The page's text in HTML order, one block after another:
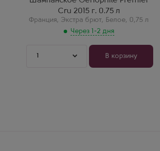
Cru 2015 г. 0.75 л
Франция, Экстра брют, Белое, 0,75 л
Через 1-2 дня
Для тех, кто ценит чистоту.
Очень сухое, глубокое, с
невероятным потенциалом к
выдержке.
1 В корзину